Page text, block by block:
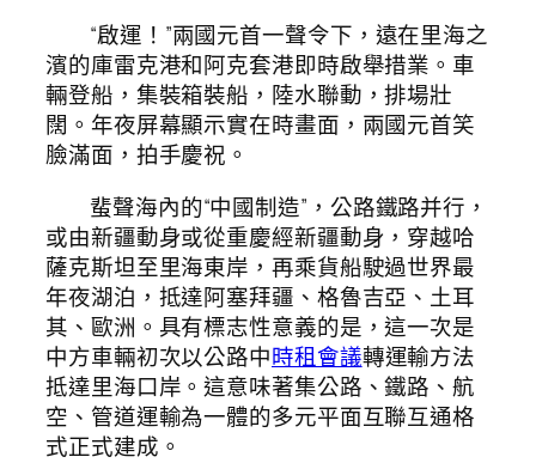
“啟運！”兩國元首一聲令下，遠在里海之
濱的庫雷克港和阿克套港即時啟舉措業。車
輛登船，集裝箱裝船，陸水聯動，排場壯
闊。年夜屏幕顯示實在時畫面，兩國元首笑
臉滿面，拍手慶祝。
蜚聲海內的“中國制造”，公路鐵路并行，
或由新疆動身或從重慶經新疆動身，穿越哈
薩克斯坦至里海東岸，再乘貨船駛過世界最
年夜湖泊，抵達阿塞拜疆、格魯吉亞、土耳
其、歐洲。具有標志性意義的是，這一次是
中方車輛初次以公路中時租會議轉運輸方法
抵達里海口岸。這意味著集公路、鐵路、航
空、管道運輸為一體的多元平面互聯互通格
式正式建成。